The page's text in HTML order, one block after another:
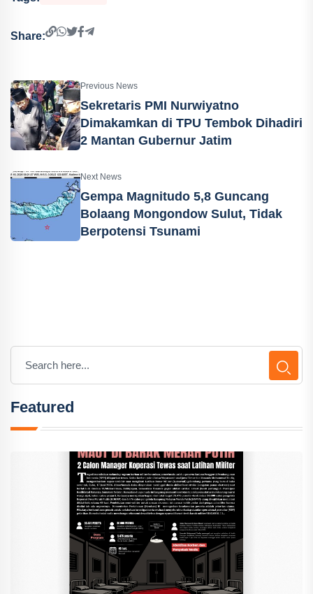
Share:
Previous News
Sekretaris PMI Nurwiyatno
Dimakamkan di TPU Tembok Dihadiri
2 Mantan Gubernur Jatim
Next News
Gempa Magnitudo 5,8 Guncang
Bolaang Mongondow Sulut, Tidak
Berpotensi Tsunami
Featured